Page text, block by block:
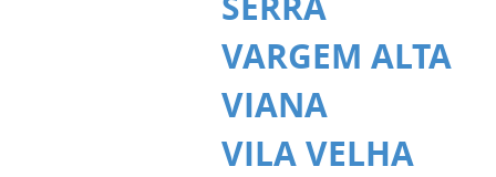
VARGEM ALTA
VIANA
VILA VELHA